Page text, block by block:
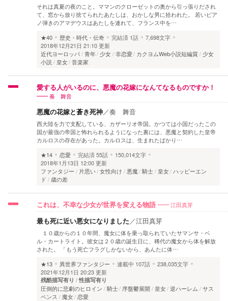
それは真夏の夜のこと。ママンのクローゼットの奥から引っ張りだされ
て、窓から放り捨てられたあたしは、おかしな男に拾われた。 若いピア
ノ弾きのアマデウスはあたしを連れて、フランス中を…
★40
歴史・時代・伝奇 完結済 1話
7,698文字
2018年12月21日 21:10 更新
近代ヨーロッパ 青年 少女 非恋愛 カクヨムWeb小説短編賞
少女
小説
皇女 音楽家
愛する人がいるのに、悪魔の花嫁になんてなるものですか！
奏 舞音
悪魔の花嫁と蒼き死神／奏 舞音
西大陸を力で支配している、カザーリオ帝国。かつては小国だったこの
国が最強の帝国と怖れられるようになった裏には、悪魔と契約した皇帝
カルロスの存在があった。カルロスは、生まれたばかり…
★14
恋愛 完結済55話
150,014文字
2018年1月13日 12:00 更新
ファンタジー
片思い 女性向け 悪魔 騎士 皇女 ハッピーエン
ド
歳の差
これは、不幸な少女が世界を変える物語 江田真芽
最も死に近い悪女になりました／江田真芽
１０歳からの１０年間、魔女に体を乗っ取られていたサマンサ・ベ
ル・カートライト。彼女は２０歳の誕生日に、稀代の魔女から体を解放
された。 「もう死亡フラグしかないから、あんたに体…
★13
異世界ファンタジー 連載中 107話
238,035文字
2021年12月1日 20:23 更新
残酷描写有り 性描写有り
圧倒的に悲劇のヒロイン 騎士 序盤鬱展開 皇女 逆ハーレム
サス
ペンス
魔女 恋愛